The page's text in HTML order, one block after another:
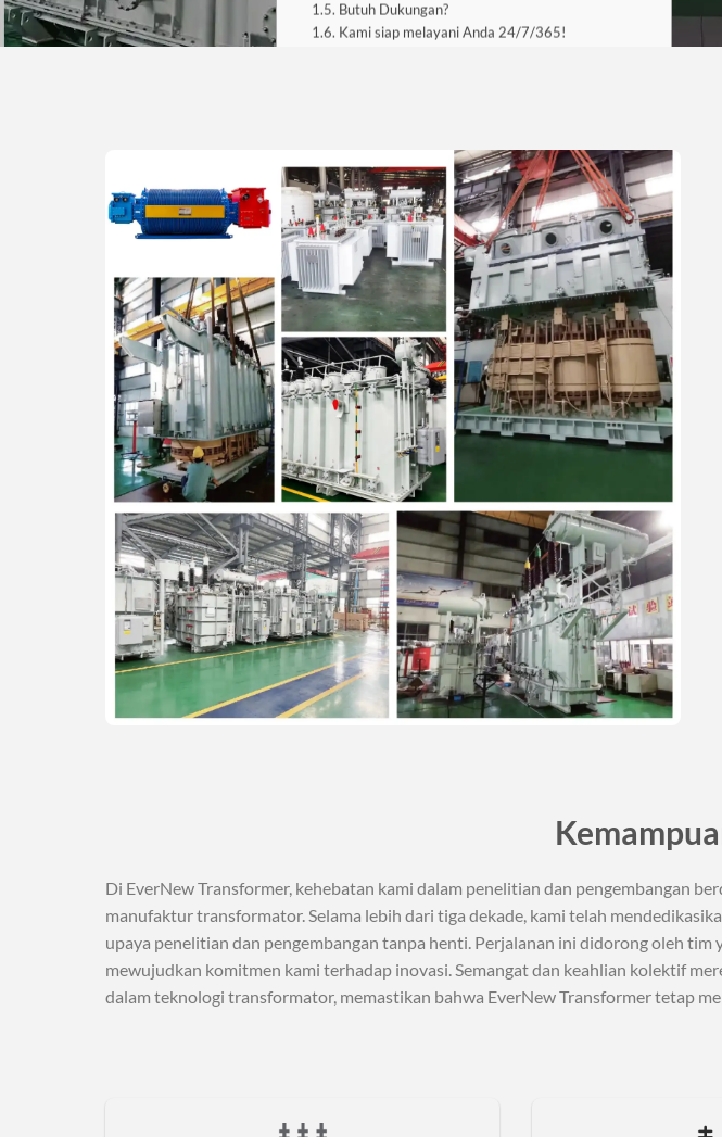
Butuh Dukungan?
Kami siap melayani Anda 24/7/365!
Transformator |
Di EverNew Transformer, kehebatan kami dalam penelitian dan pengembangan
manufaktur transformator. Selama lebih dari tiga dekade, kami telah
upaya penelitian dan pengembangan tanpa henti. Perjalanan ini didorong oleh
mewujudkan komitmen kami terhadap inovasi. Semangat dan keahlian kolektif
dalam teknologi transformator, memastikan bahwa EverNew Transformer tetap